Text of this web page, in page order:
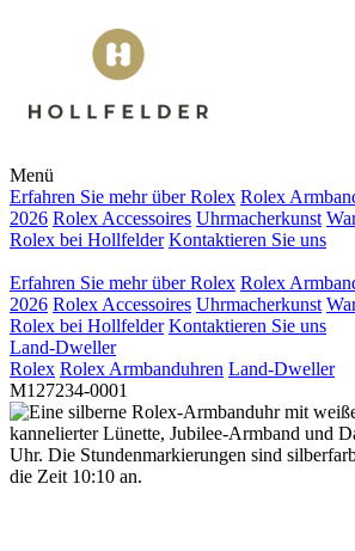
Menü
Erfahren Sie mehr überRolex Rolex
2026 Rolex Accessoires Uhrmacherkunst
Rolex bei Hollfelder Kontaktieren Sie uns
Erfahren Sie mehr überRolex Rolex
2026 Rolex Accessoires Uhrmacherkunst
Rolex bei Hollfelder Kontaktieren Sie uns
Land-Dweller
Rolex Rolex Armbanduhren Land-Dweller
M127234-0001